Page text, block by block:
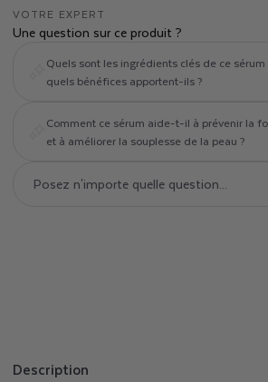
A
VOTRE EXPERT
Une question sur ce produit ?
Quels sont les ingrédients clés de ce
quels bénéfices apportent-ils ?
Comment ce sérum aide-t-il à prévenir la
et à améliorer la souplesse de la peau ?
Description